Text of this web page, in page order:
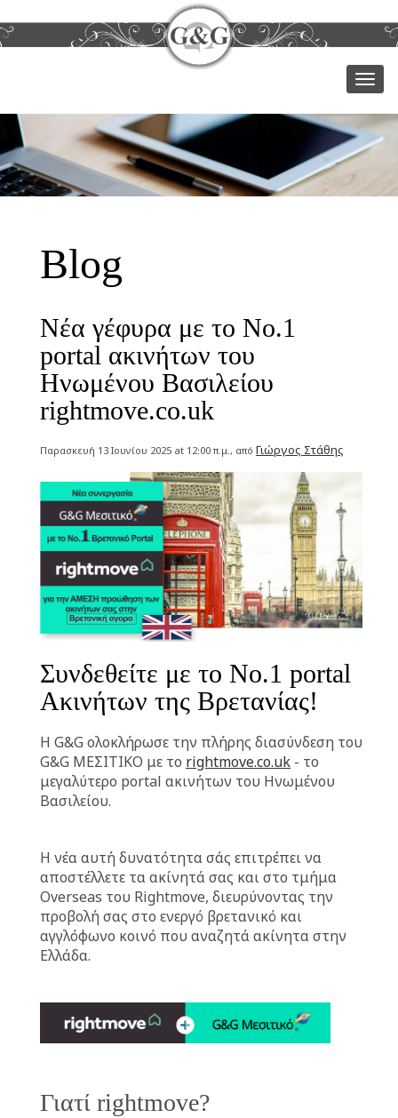
Blog
Νέα γέφυρα με το Νο.1
portal ακινήτων του
Ηνωμένου Βασιλείου
rightmove.co.uk
Παρασκευή 13 Ιουνίου 2025 at 12:00 π.μ., από Γιώργος Στάθης
Συνδεθείτε με το No.1 portal
Ακινήτων της Βρετανίας!
Η G&G ολοκλήρωσε την πλήρης διασύνδεση του
G&G ΜΕΣΙΤΙΚΟ με το rightmove.co.uk - το
μεγαλύτερο portal ακινήτων του Ηνωμένου
Βασιλείου.
Η νέα αυτή δυνατότητα σάς επιτρέπει να
αποστέλλετε τα ακίνητά σας και στο τμήμα
Overseas του Rightmove, διευρύνοντας την
προβολή σας στο ενεργό βρετανικό και
αγγλόφωνο κοινό που αναζητά ακίνητα στην
Ελλάδα.
Γιατί rightmove?